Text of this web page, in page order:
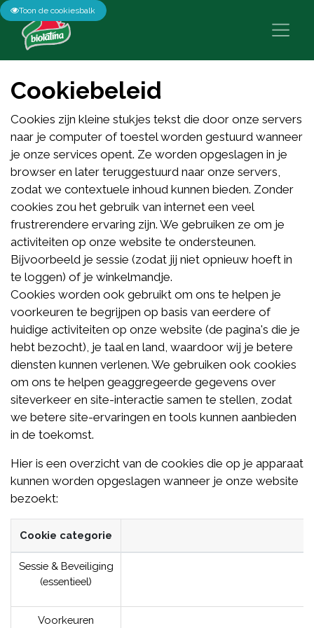
Cookiebeleid
Cookies zijn kleine stukjes tekst die door onze servers
naar je computer of toestel worden gestuurd wanneer
je onze services opent. Ze worden opgeslagen in je
browser en later teruggestuurd naar onze servers,
zodat we contextuele inhoud kunnen bieden. Zonder
cookies zou het gebruik van internet een veel
frustrerendere ervaring zijn. We gebruiken ze om je
activiteiten op onze website te ondersteunen.
Bijvoorbeeld je sessie (zodat jij niet opnieuw hoeft in
te loggen) of je winkelmandje.
Cookies worden ook gebruikt om ons te helpen je
voorkeuren te begrijpen op basis van eerdere of
huidige activiteiten op onze website (de pagina's die je
hebt bezocht), je taal en land, waardoor wij je betere
diensten kunnen verlenen. We gebruiken ook cookies
om ons te helpen geaggregeerde gegevens over
siteverkeer en site-interactie samen te stellen, zodat
we betere site-ervaringen en tools kunnen aanbieden
in de toekomst.
Hier is een overzicht van de cookies die op je apparaat
kunnen worden opgeslagen wanneer je onze website
bezoekt:
Cookie categorie
Sessie & Beveiliging
(essentieel)
Voorkeuren
Toon de cookiesbalk